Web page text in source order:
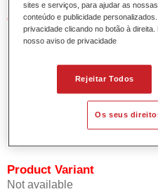
Características do produto
Simples e rápido de aplicar.
orientação de efeito.
Promove tempos de
Permite um disfarce fácil e
Proporciona uma óptima
Utilizada na repintura de
Product Variant
Not available
sites e serviços, para ajudar as
conteúdo e publicidade
privacidade clicando no botão à
nosso aviso de privacidade
Rejeitar Todos
Os seus